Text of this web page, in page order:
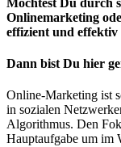
Onlinemarketing
effizient und effektiv
Dann bist Du hier
Online-Marketing ist
in sozialen
Algorithmus. Den
Hauptaufgabe um im